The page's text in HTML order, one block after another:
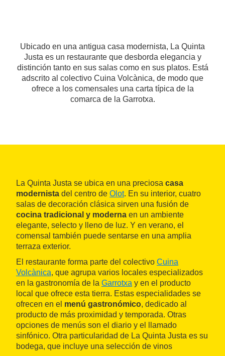
Ubicado en una antigua casa modernista, La Quinta
Justa es un restaurante que desborda elegancia y
distinción tanto en sus salas como en sus platos. Está
adscrito al colectivo Cuina Volcànica, de modo que
ofrece a los comensales una carta típica de la
comarca de la Garrotxa.
La Quinta Justa se ubica en una preciosa casa
modernista del centro de Olot. En su interior, cuatro
salas de decoración clásica sirven una fusión de
cocina tradicional y moderna en un ambiente
elegante, selecto y lleno de luz. Y en verano, el
comensal también puede sentarse en una amplia
terraza exterior.
El restaurante forma parte del colectivo Cuina
Volcànica, que agrupa varios locales especializados
en la gastronomía de la Garrotxa y en el producto
local que ofrece esta tierra. Estas especialidades se
ofrecen en el menú gastronómico, dedicado al
producto de más proximidad y temporada. Otras
opciones de menús son el diario y el llamado
sinfónico. Otra particularidad de La Quinta Justa es su
bodega, que incluye una selección de vinos